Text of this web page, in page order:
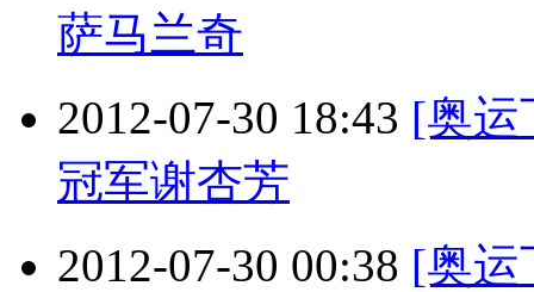
萨马兰奇
2012-07-30 18:43 [奥运
冠军谢杏芳
2012-07-30 00:38 [奥运